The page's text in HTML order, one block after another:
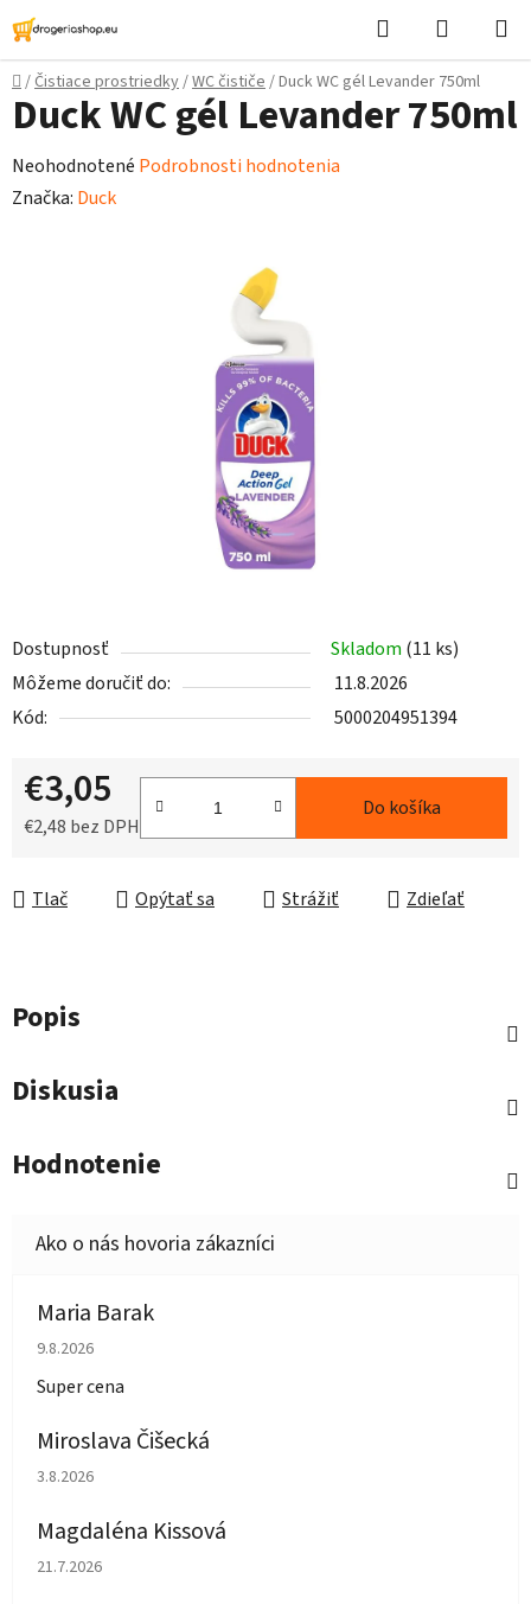
Prejsť
na
obsah
Hľadať
košík
Domov
/Čistiace prostriedky/WC čističe/Duck WC gél Levander 750ml
Dostupnosť Skladom (11 ks)
Môžeme doručiť do:
11.8.2026
Kód:
5000204951394
€3,05
€2,48 bez DPH
Do košíka
Tlač Opýtať sa Strážiť Zdieľať
Duck WC gél Levander 750ml
Priemerné
hodnotenie
Neohodnotené Podrobnosti hodnotenia
Značka: Duck
Popis
Diskusia
Hodnotenie
Maria Barak
Hodnotenie obchodu je 5 z 5 hviezdičiek.
9.8.2026
Super cena
Miroslava Čišecká
Hodnotenie obchodu je 1 z 5 hviezdičiek.
3.8.2026
Magdaléna Kissová
Hodnotenie obchodu je 5 z 5 hviezdičiek.
21.7.2026